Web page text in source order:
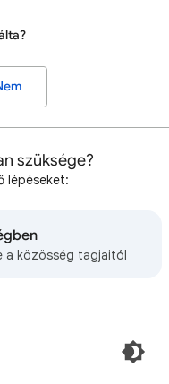
szüksége?
lépéseket:
a közösség tagjaitól